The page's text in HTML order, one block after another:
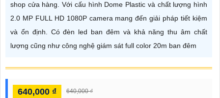
shop cửa hàng. Với cấu hình Dome Plastic và chất lượng hình
2.0 MP FULL HD 1080P camera mang đến giải pháp tiết kiệm
và ổn định. Có đèn led ban đêm và khả năng thu âm chất
lượng cũng như công nghệ giám sát full color 20m ban đêm
640,000 ₫ 640,000 ₫